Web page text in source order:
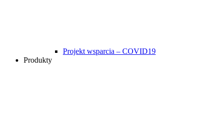
Projekt wsparcia – COVID19
Produkty